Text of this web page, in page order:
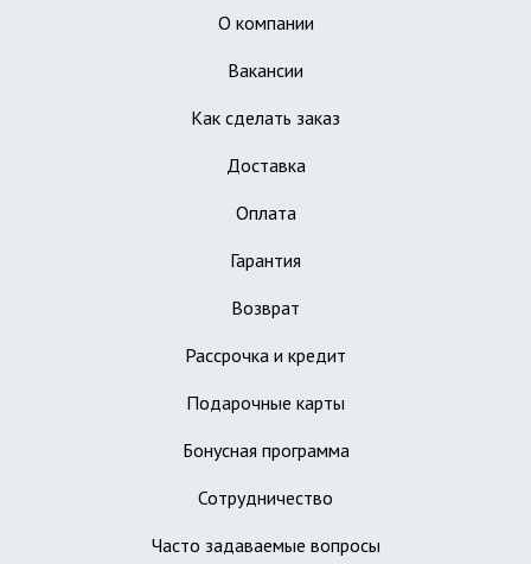
О компании
Вакансии
Как сделать заказ
Доставка
Оплата
Гарантия
Возврат
Рассрочка и кредит
Подарочные карты
Бонусная программа
Сотрудничество
Часто задаваемые вопросы